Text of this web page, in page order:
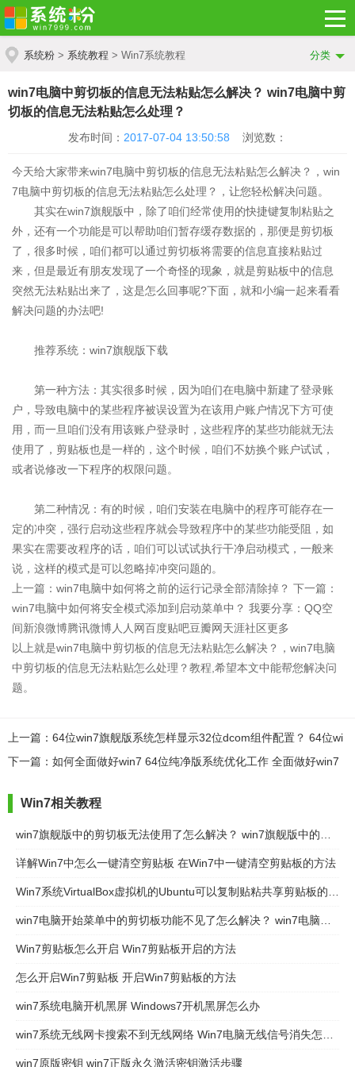
系统粉 > 系统教程 > Win7系统教程 分类
win7电脑中剪切板的信息无法粘贴怎么解决？ win7电脑中剪
切板的信息无法粘贴怎么处理？
发布时间： 2017-07-04 13:50:58 浏览数：
今天给大家带来win7电脑中剪切板的信息无法粘贴怎么解决？，win
7电脑中剪切板的信息无法粘贴怎么处理？，让您轻松解决问题。
其实在win7旗舰版中，除了咱们经常使用的快捷键复制粘贴之
外，还有一个功能是可以帮助咱们暂存缓存数据的，那便是剪切板
了，很多时候，咱们都可以通过剪切板将需要的信息直接粘贴过
来，但是最近有朋友发现了一个奇怪的现象，就是剪贴板中的信息
突然无法粘贴出来了，这是怎么回事呢?下面，就和小编一起来看看
解决问题的办法吧!
推荐系统：win7旗舰版下载
第一种方法：其实很多时候，因为咱们在电脑中新建了登录账
户，导致电脑中的某些程序被误设置为在该用户账户情况下方可使
用，而一旦咱们没有用该账户登录时，这些程序的某些功能就无法
使用了，剪贴板也是一样的，这个时候，咱们不妨换个账户试试，
或者说修改一下程序的权限问题。
第二种情况：有的时候，咱们安装在电脑中的程序可能存在一
定的冲突，强行启动这些程序就会导致程序中的某些功能受阻，如
果实在需要改程序的话，咱们可以试试执行干净启动模式，一般来
说，这样的模式是可以忽略掉冲突问题的。
上一篇：win7电脑中如何将之前的运行记录全部清除掉？ 下一篇：
win7电脑中如何将安全模式添加到启动菜单中？ 我要分享：QQ空
间新浪微博腾讯微博人人网百度贴吧豆瓣网天涯社区更多
以上就是win7电脑中剪切板的信息无法粘贴怎么解决？，win7电脑
中剪切板的信息无法粘贴怎么处理？教程,希望本文中能帮您解决问
题。
上一篇：64位win7旗舰版系统怎样显示32位dcom组件配置？ 64位wi
n7旗舰版系统显示32位dcom组件配置的方法？
下一篇：如何全面做好win7 64位纯净版系统优化工作 全面做好win7
Win7相关教程
详解Win7中怎么一键清空剪贴板 在Win7中一键清空剪贴板的方法
Win7剪贴板怎么开启 Win7剪贴板开启的方法
怎么开启Win7剪贴板 开启Win7剪贴板的方法
win7系统电脑开机黑屏 Windows7开机黑屏怎么办
win7原版密钥 win7正版永久激活密钥激活步骤